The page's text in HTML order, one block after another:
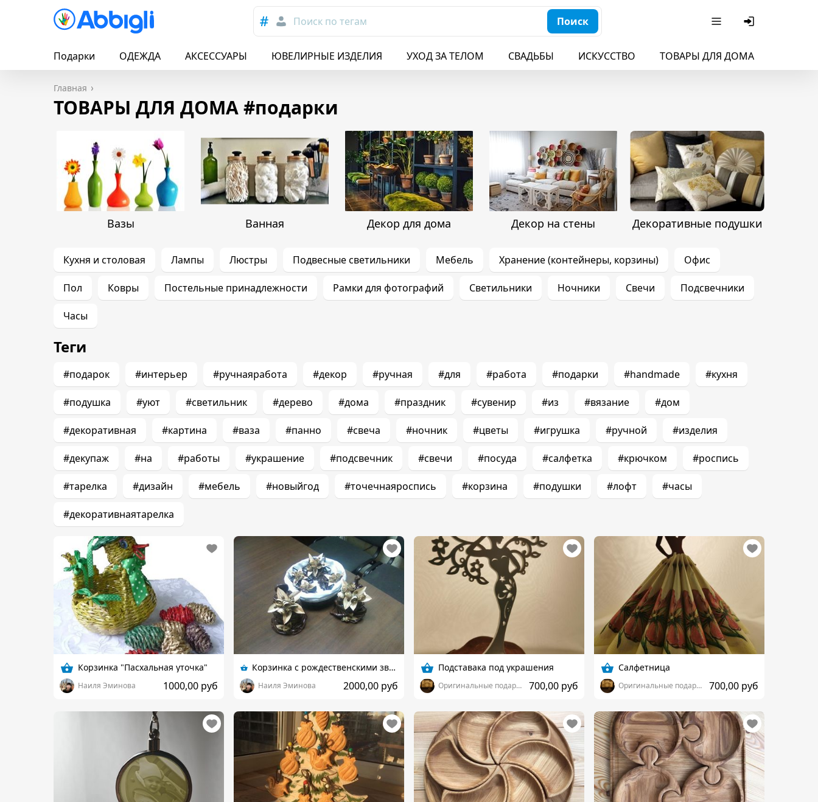
Поиск по тегам Поиск
Подарки ОДЕЖДА АКСЕССУАРЫ ЮВЕЛИРНЫЕ ИЗДЕЛИЯ УХОД ЗА ТЕЛОМ СВАДЬБЫ ИСКУССТВО ТОВАРЫ ДЛЯ ДОМА
Главная
ТОВАРЫ ДЛЯ ДОМА #подарки
Вазы Ванная Декор для дома Декор на стены Декоративные подушки
Кухня и столовая Лампы Люстры Подвесные светильники Мебель Хранение (контейнеры, корзины) Офис
Пол Ковры Постельные принадлежности Рамки для фотографий Светильники Ночники Свечи Подсвечники
Часы
Теги
#подарок #интерьер #ручнаяработа #декор #ручная #для #работа #подарки #handmade #кухня
#подушка #уют #светильник #дерево #дома #праздник #сувенир #из #вязание #дом
#декоративная #картина #ваза #панно #свеча #ночник #цветы #игрушка #ручной #изделия
#декупаж #на #работы #украшение #подсвечник #свечи #посуда #салфетка #крючком #роспись
#тарелка #дизайн #мебель #новыйгод #точечнаяроспись #корзина #подушки #лофт #часы
#декоративнаятарелка
Корзинка "Пасхальная уточка"
Наиля Эминова 1000,00 руб
Корзинка с рождественскими звездами и колокольчиками
Наиля Эминова 2000,00 руб
Подставака под украшения
Оригинальные подарки 700,00 руб
Салфетница
Оригинальные подарки 700,00 руб